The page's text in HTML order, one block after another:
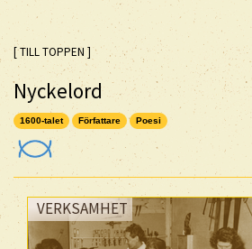
[ TILL TOPPEN ]
Nyckelord
1600-talet Författare Poesi
VERKSAMHET